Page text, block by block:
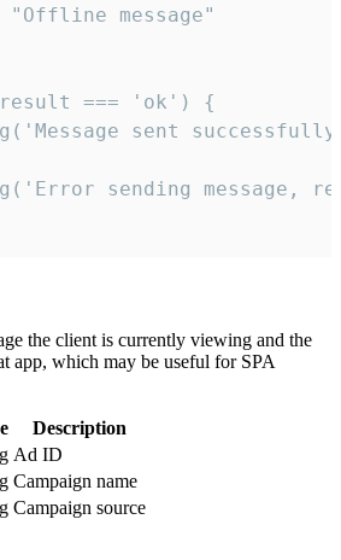
"Offline message"
=== 'ok') {
sent
sending message,
the client is currently viewing and the
app, which may be useful for SPA
Description
Ad ID
Campaign name
Campaign source